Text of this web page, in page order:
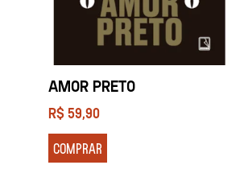
AMOR PRETO
R$59,90
COMPRAR